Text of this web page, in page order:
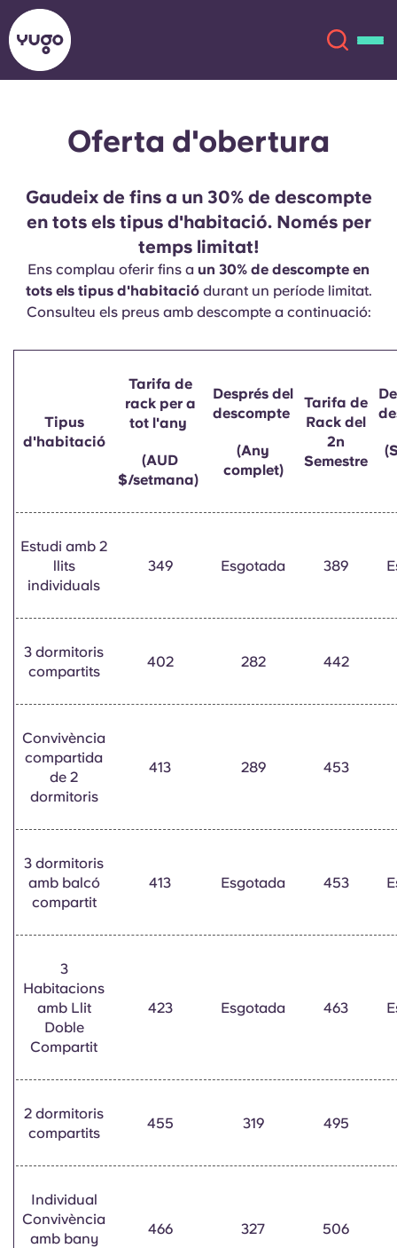
Sobre
Ubicacions
English (GB)
English (US)
Deutsch
Italian
Selecciona un país
Selecciona una ciutat
Selecciona una residència
Reserva ara
English (GB)
English (US)
Chinese
Català Deutsch
Portuguese
Oferta d'obertura
Gaudeix de fins a un 30% de descompte
en tots els tipus d'habitació. Només per
temps limitat!
Ens complau oferir fins a un 30% de descompte en
tots els tipus d'habitaciódurant un període limitat.
Consulteu els preus amb descompte a continuació:
Tipus
d'habitació
Tarifa de
rack per a
tot l'any
(AUD
$/setmana)
Després del
descompte
(Any
complet)
Tarifa de
Rack del
2n
Semestre
Estudi amb 2
llits
individuals
349 Esgotada 389
3 dormitoris
compartits
402 282 442
Convivència
compartida
de 2
dormitoris
413 289 453
3 dormitoris
amb balcó
compartit
413 Esgotada 453
3
Habitacions
amb Llit
Doble
Compartit
423 Esgotada 463
2 dormitoris
compartits
455 319 495
Individual
Convivència
amb bany
466 327 506